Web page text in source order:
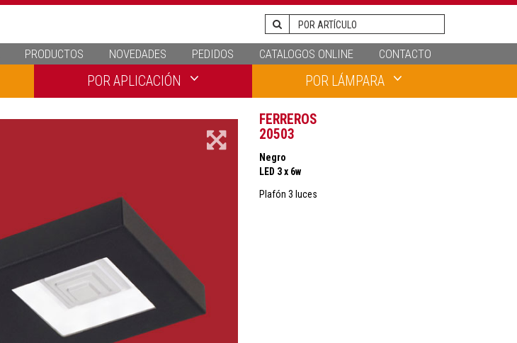
PRODUCTOS NOVEDADES PEDIDOS CATALOGOS ONLINE CONTACTO
POR APLICACIÓN POR LÁMPARA
FERREROS
20503
Negro
LED 3 x 6w
Plafón 3 luces